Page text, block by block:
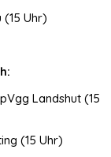
Uhr)
Landshut (15
(15 Uhr)